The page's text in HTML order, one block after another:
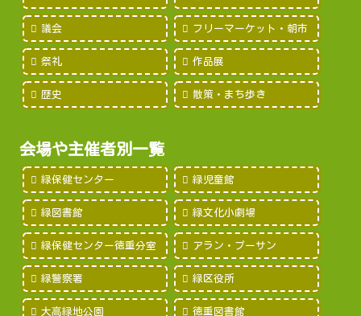
議会 フリーマーケット・朝市
祭礼 作品展
歴史 散策・まち歩き
会場や主催者別一覧
緑保健センター 緑児童館
緑図書館 緑文化小劇場
緑保健センター徳重分室 アラン・プーサン
緑警察署 緑区役所
大高緑地公園 徳重図書館